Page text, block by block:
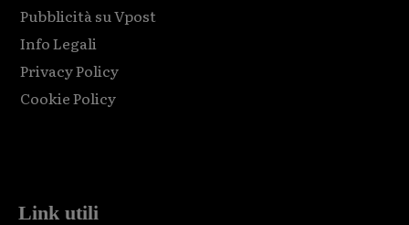
Pubblicità su Vpost
Info Legali
Privacy Policy
Cookie Policy
Link utili